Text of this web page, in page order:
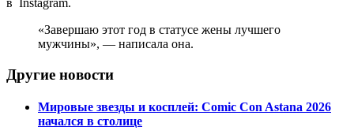
в Instagram.
«Завершаю этот год в статусе жены лучшего
мужчины», — написала она.
Другие новости
Мировые звезды и косплей: Comic Con Astana 2026
начался в столице